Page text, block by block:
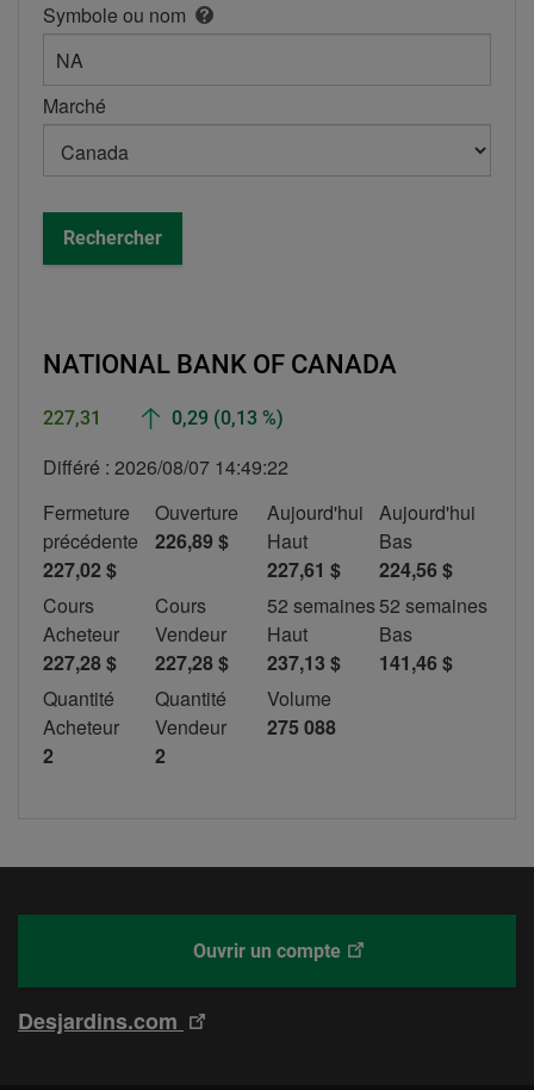
Symbole ou nom Ouvrir
-
Marché
Rechercher
NATIONAL BANK OF CANADA
227,31
En
0,29 (0,13 %)
Différé : 2026/08/07 14:49:22
Fermeture
précédente
227,02 $
Ouverture
226,89 $
Aujourd'hui
Haut
227,61 $
Aujourd'hui
Bas
224,56 $
Cours
Acheteur
227,28 $
Cours
Vendeur
227,28 $
52 semaines
Haut
237,13 $
52 semaines
Bas
141,46 $
Quantité
Acheteur
2
Quantité
Vendeur
2
Volume
275 088
Ce
dans
Ouvrir un compteDesjardins
Ce
Desjardins.com